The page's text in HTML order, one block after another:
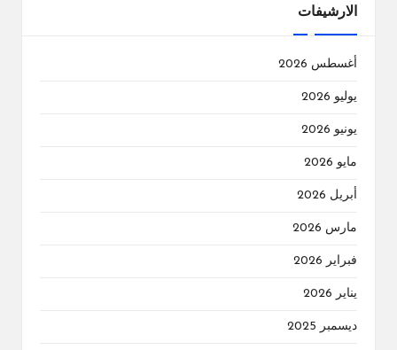
الارشيفات
أغسطس 2026
يوليو 2026
يونيو 2026
مايو 2026
أبريل 2026
مارس 2026
فبراير 2026
يناير 2026
ديسمبر 2025